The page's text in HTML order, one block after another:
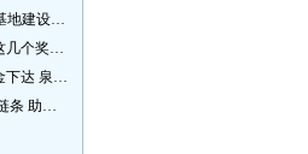
共享“大金砖合作”金色机遇 金砖创新基地建设成效显著
11月16日赛程表来啦！福建健儿将向这几个奖牌发起冲击→
2025年省级新增规上工业企业奖励资金下达 泉州市获补资金居全省首位
晋江发布跨境电商产业地图 展现产业链条 助力“晋品出海”